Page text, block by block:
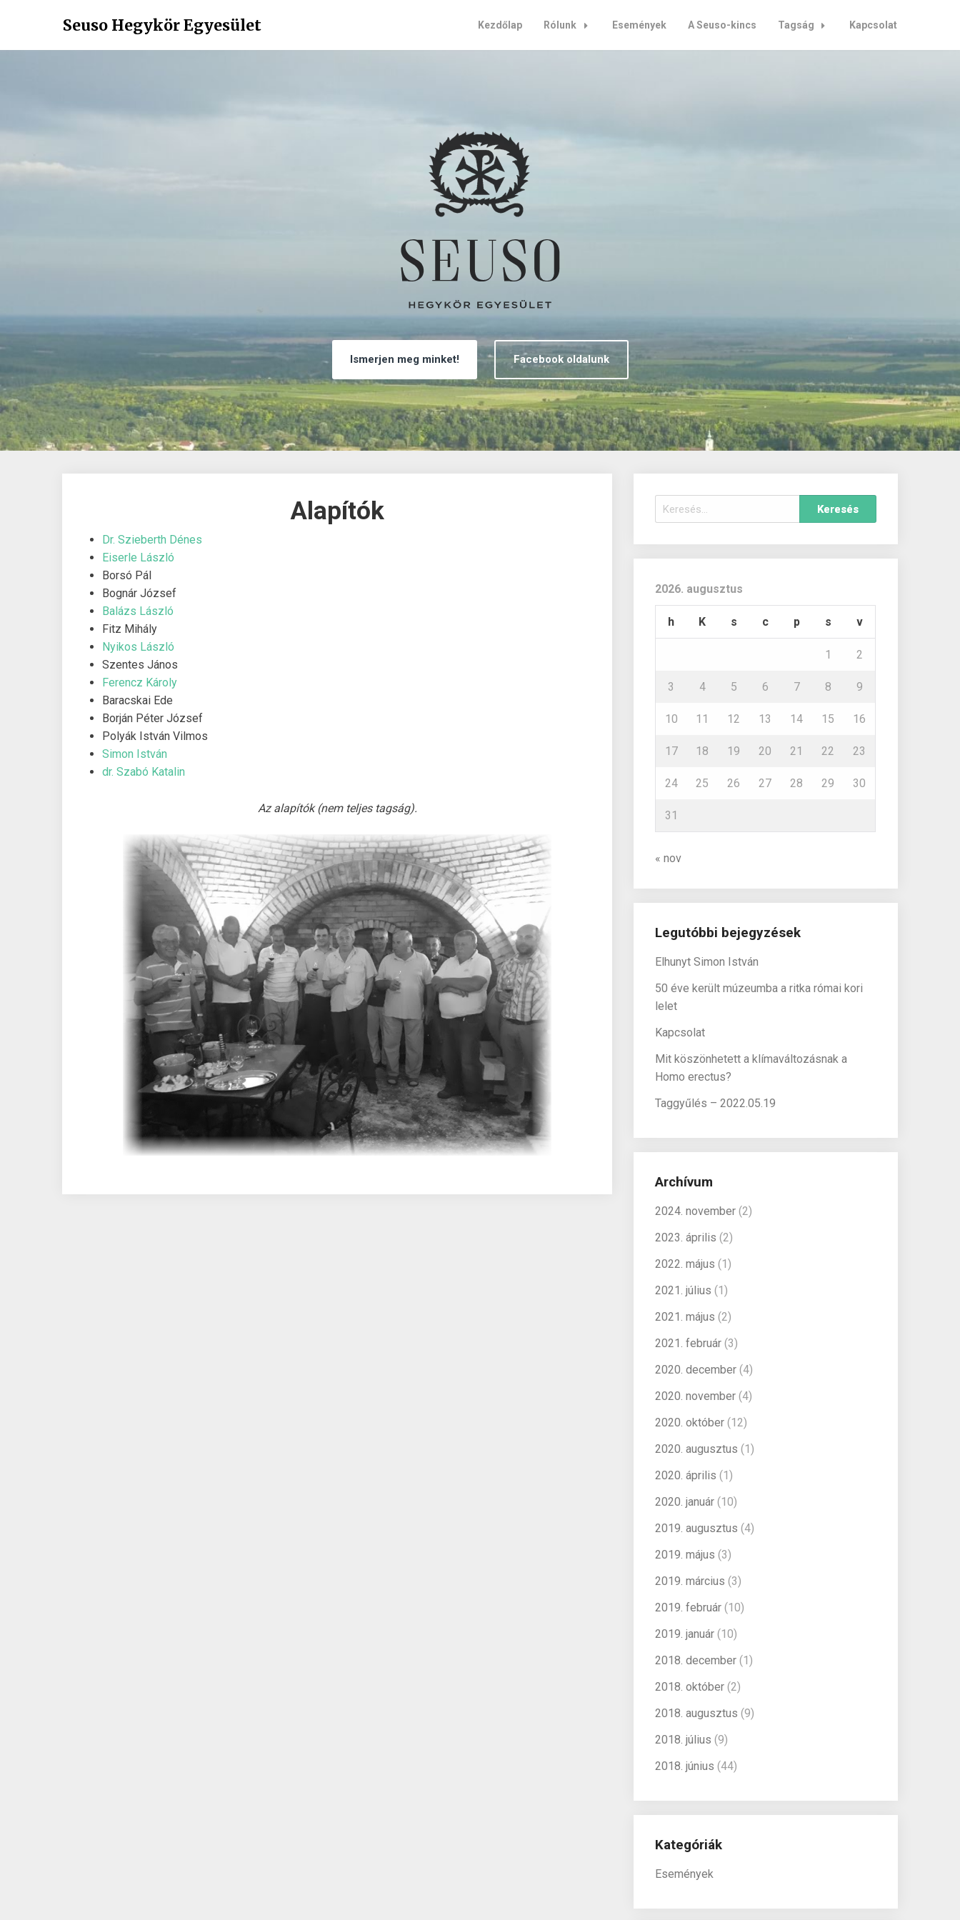
Seuso Hegykör Egyesület Kezdőlap Rólunk Események A Seuso-kincs Tagság Kapcsolat
Ismerjen meg minket! Facebook oldalunk
Alapítók
Dr. Szieberth Dénes
Eiserle László
Borsó Pál
Bognár József
Balázs László
Fitz Mihály
Nyikos László
Szentes János
Ferencz Károly
Baracskai Ede
Borján Péter József
Polyák István Vilmos
Simon István
dr. Szabó Katalin
Az alapítók (nem teljes tagság).
Keresés:
2026. augusztus
h K s c p s v
1 2
3 4 5 6 7 8 9
10 11 12 13 14 15 16
17 18 19 20 21 22 23
24 25 26 27 28 29 30
31
« nov
Legutóbbi bejegyzések
Elhunyt Simon István
50 éve került múzeumba a ritka római kori
lelet
Kapcsolat
Mit köszönhetett a klímaváltozásnak a
Homo erectus?
Taggyűlés – 2022.05.19
Archívum
2024. november (2)
2023. április (2)
2022. május (1)
2021. július (1)
2021. május (2)
2021. február (3)
2020. december (4)
2020. november (4)
2020. október (12)
2020. augusztus (1)
2020. április (1)
2020. január (10)
2019. augusztus (4)
2019. május (3)
2019. március (3)
2019. február (10)
2019. január (10)
2018. december (1)
2018. október (2)
2018. augusztus (9)
2018. július (9)
2018. június (44)
Kategóriák
Események